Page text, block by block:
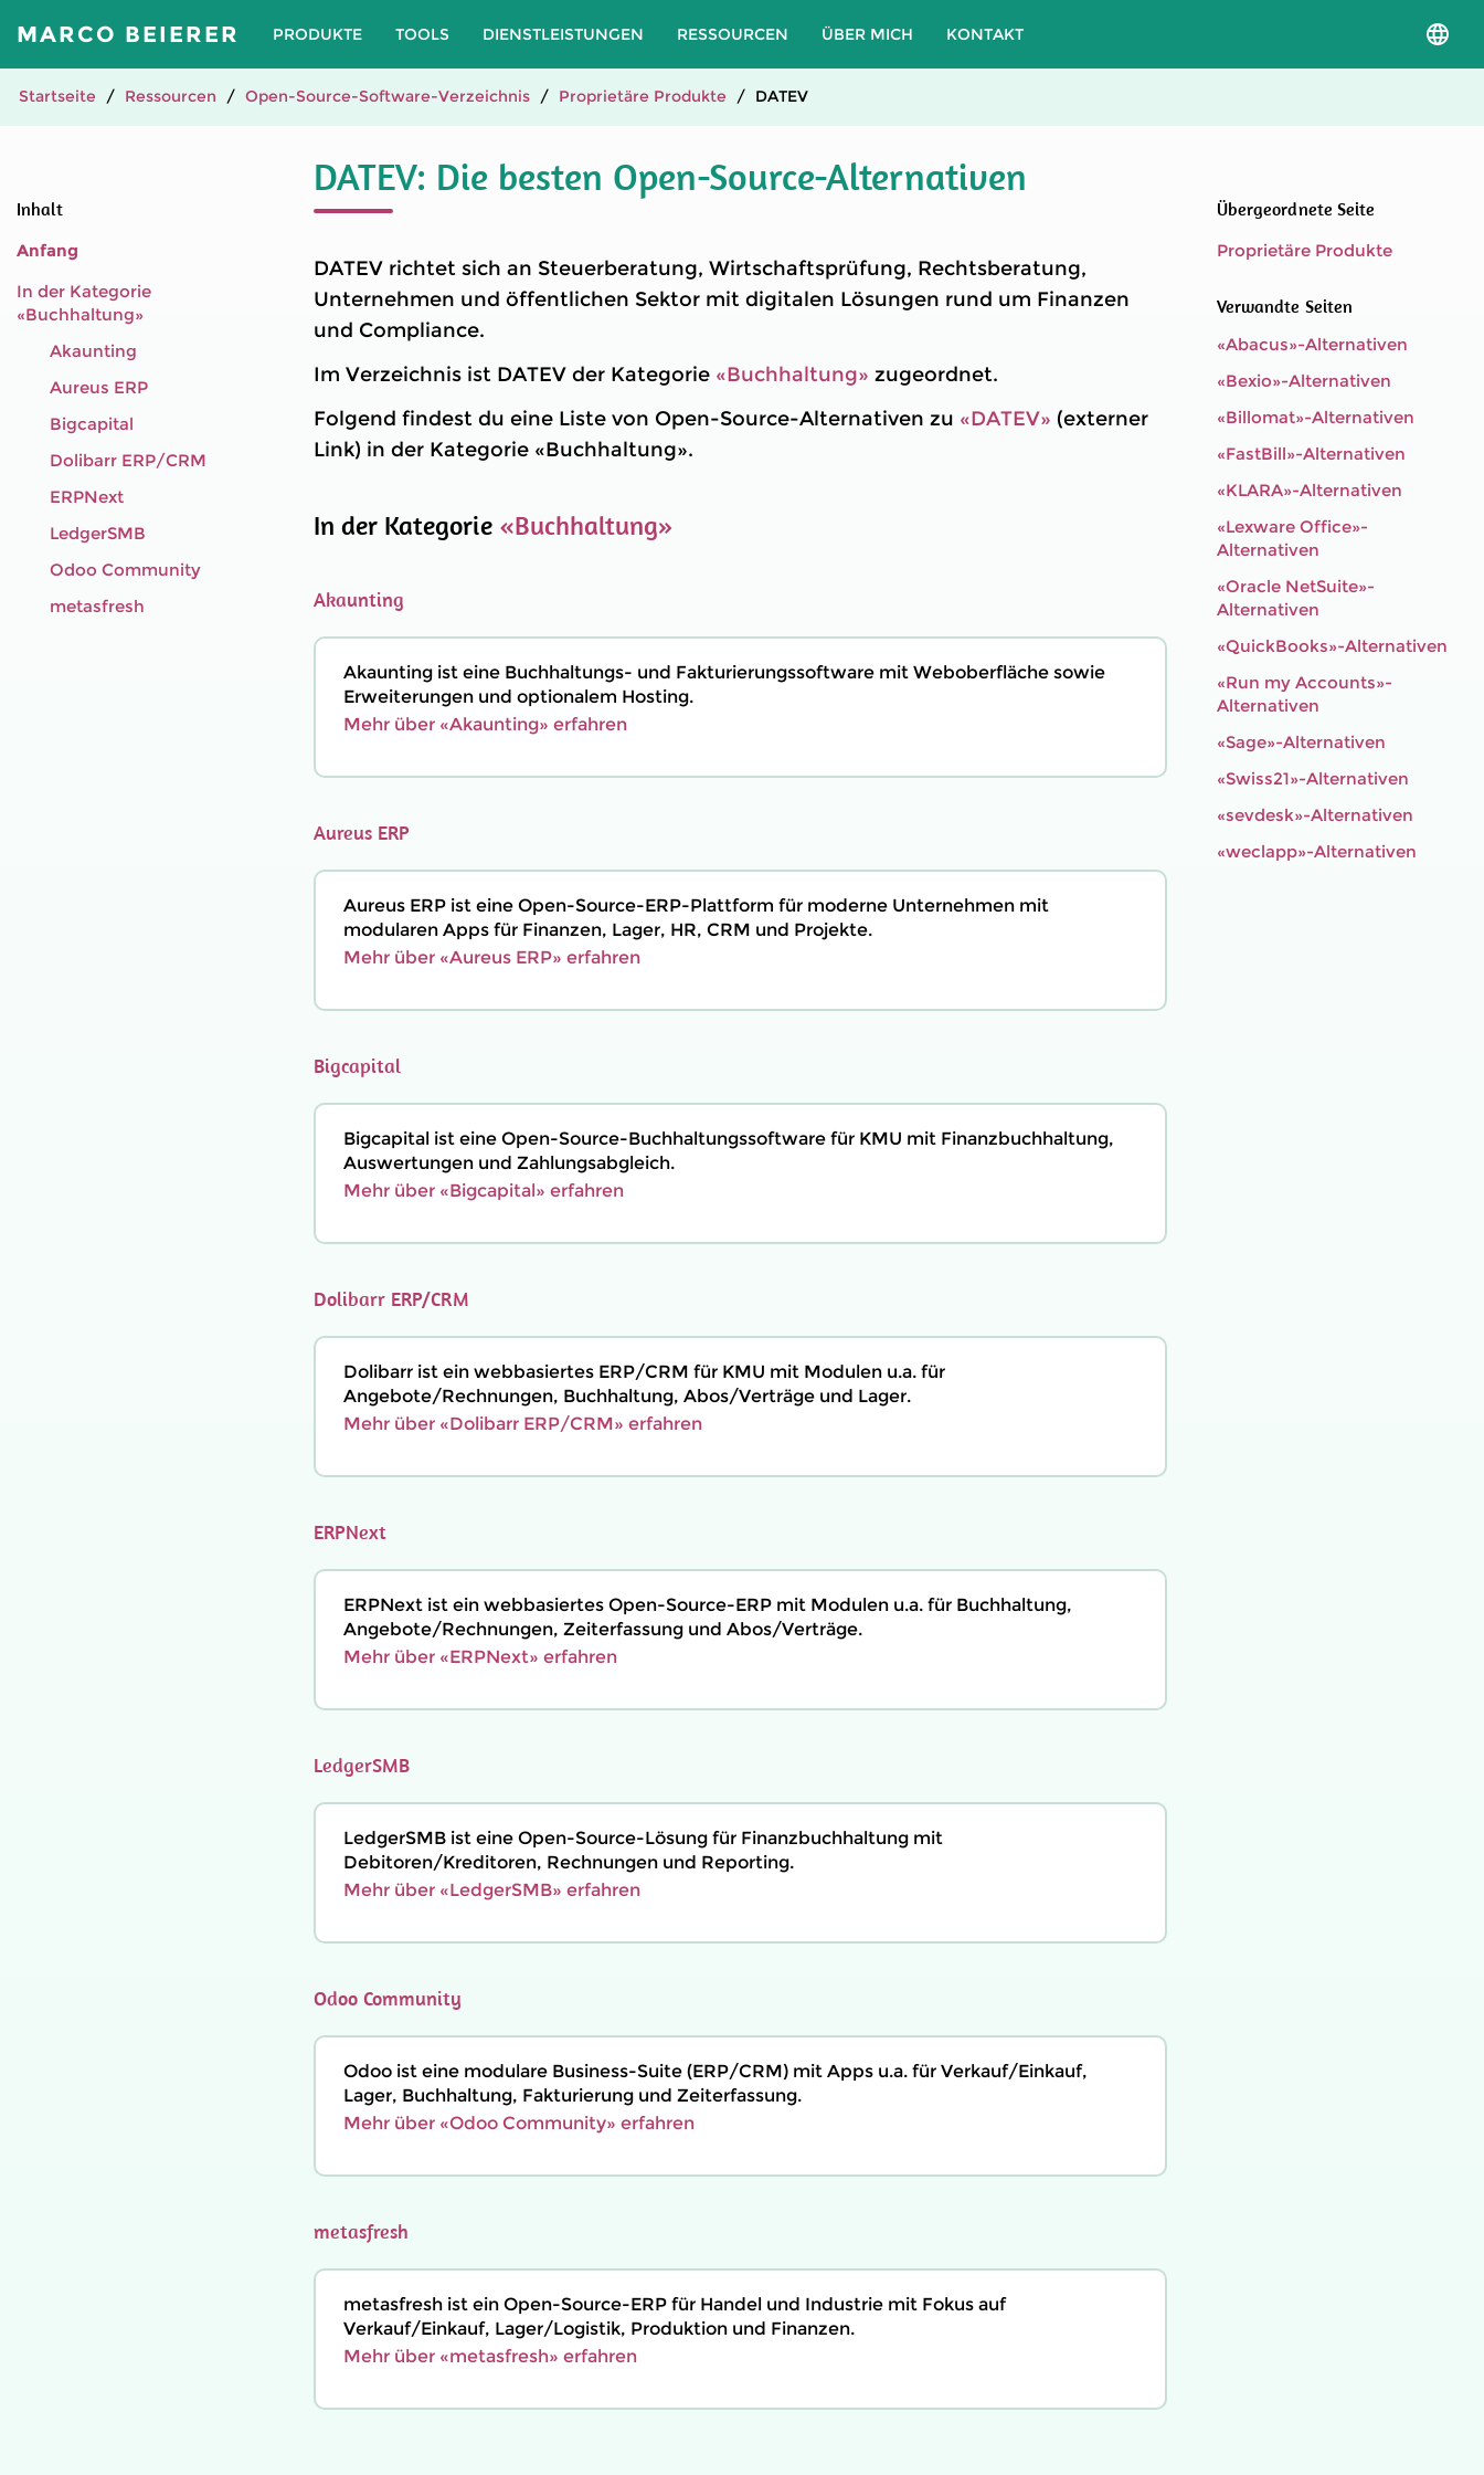
MARCO BEIERER PRODUKTE TOOLS DIENSTLEISTUNGEN RESSOURCEN ÜBER MICH KONTAKT
Startseite Ressourcen Open-Source-Software-Verzeichnis Proprietäre Produkte DATEV
Inhalt
Anfang
In der Kategorie
«Buchhaltung»
Akaunting
Aureus ERP
Bigcapital
Dolibarr ERP/CRM
ERPNext
LedgerSMB
Odoo Community
metasfresh
DATEV: Die besten Open-Source-Alternativen
DATEV richtet sich an Steuerberatung, Wirtschaftsprüfung, Rechtsberatung,
Unternehmen und öffentlichen Sektor mit digitalen Lösungen rund um Finanzen
und Compliance.
Im Verzeichnis ist DATEV der Kategorie «Buchhaltung» zugeordnet.
Folgend findest du eine Liste von Open-Source-Alternativen zu «DATEV» (externer
Link) in der Kategorie «Buchhaltung».
In der Kategorie «Buchhaltung»
Akaunting
Akaunting ist eine Buchhaltungs- und Fakturierungssoftware mit Weboberfläche sowie
Erweiterungen und optionalem Hosting.
Mehr über «Akaunting» erfahren
Aureus ERP
Aureus ERP ist eine Open-Source-ERP-Plattform für moderne Unternehmen mit
modularen Apps für Finanzen, Lager, HR, CRM und Projekte.
Mehr über «Aureus ERP» erfahren
Bigcapital
Bigcapital ist eine Open-Source-Buchhaltungssoftware für KMU mit Finanzbuchhaltung,
Auswertungen und Zahlungsabgleich.
Mehr über «Bigcapital» erfahren
Dolibarr ERP/CRM
Dolibarr ist ein webbasiertes ERP/CRM für KMU mit Modulen u.a. für
Angebote/Rechnungen, Buchhaltung, Abos/Verträge und Lager.
Mehr über «Dolibarr ERP/CRM» erfahren
ERPNext
ERPNext ist ein webbasiertes Open-Source-ERP mit Modulen u.a. für Buchhaltung,
Angebote/Rechnungen, Zeiterfassung und Abos/Verträge.
Mehr über «ERPNext» erfahren
LedgerSMB
LedgerSMB ist eine Open-Source-Lösung für Finanzbuchhaltung mit
Debitoren/Kreditoren, Rechnungen und Reporting.
Mehr über «LedgerSMB» erfahren
Odoo Community
Odoo ist eine modulare Business-Suite (ERP/CRM) mit Apps u.a. für Verkauf/Einkauf,
Lager, Buchhaltung, Fakturierung und Zeiterfassung.
Mehr über «Odoo Community» erfahren
metasfresh
metasfresh ist ein Open-Source-ERP für Handel und Industrie mit Fokus auf
Verkauf/Einkauf, Lager/Logistik, Produktion und Finanzen.
Mehr über «metasfresh» erfahren
Übergeordnete Seite
Proprietäre Produkte
Verwandte Seiten
«Abacus»-Alternativen
«Bexio»-Alternativen
«Billomat»-Alternativen
«FastBill»-Alternativen
«KLARA»-Alternativen
«Lexware Office»-
Alternativen
«Oracle NetSuite»-
Alternativen
«QuickBooks»-Alternativen
«Run my Accounts»-
Alternativen
«Sage»-Alternativen
«Swiss21»-Alternativen
«sevdesk»-Alternativen
«weclapp»-Alternativen